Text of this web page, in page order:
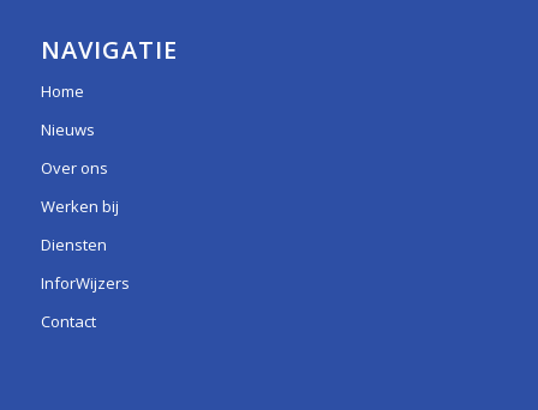
NAVIGATIE
Home
Nieuws
Over ons
Werken bij
Diensten
InforWijzers
Contact